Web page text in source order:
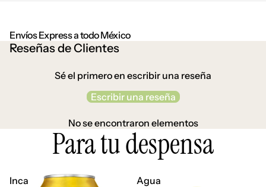
Envíos Express a todo México
Reseñas de Clientes
Sé el primero en escribir una reseña
Escribir una reseña
No se encontraron elementos
Para tu despensa
Inca
Agua